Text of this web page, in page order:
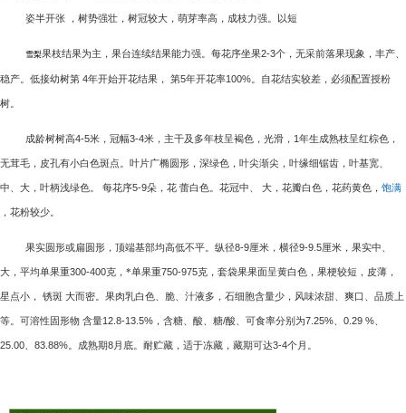
姿半开张 ，树势强壮，树冠较大，萌芽率高，成枝力强。以短
雪梨果枝结果为主，果台连续结果能力强。每花序坐果2-3个，无采前落果现象，丰产、
稳产。低接幼树第 4年开始开花结果， 第5年开花率100% 。自花结实较差，必须配置授粉
树。
成龄树树高4-5米，冠幅3-4米，主干及多年枝呈褐色，光滑， 1年生成熟枝呈红棕色，
无茸毛，皮孔有小白色斑点。叶片广椭圆形，深绿色，叶尖渐尖，叶缘细锯齿，叶基宽、
中、大，叶柄浅绿色。 每花序5-9朵，花 蕾白色。花冠中、 大，花瓣白色，花药黄色， 饱满
，花粉较少。
果实圆形或扁圆形，顶端基部均高低不平。纵径8-9厘米，横径9-9.5厘米，果实中、
大，平均单果重300-400克，*单果重750-975克，套袋果果面呈黄白色，果梗较短，皮薄，
星点小， 锈斑 大而密。果肉乳白色、脆、汁液多，石细胞含量少，风味浓甜、爽口、品质上
等。可溶性固形物 含量12.8-13.5% ，含糖、酸、糖/酸、可食率分别为7.25% 0.29 %
25.00 83.88% 。成熟期8月底。耐贮藏，适于冻藏，藏期可达3-4个月。